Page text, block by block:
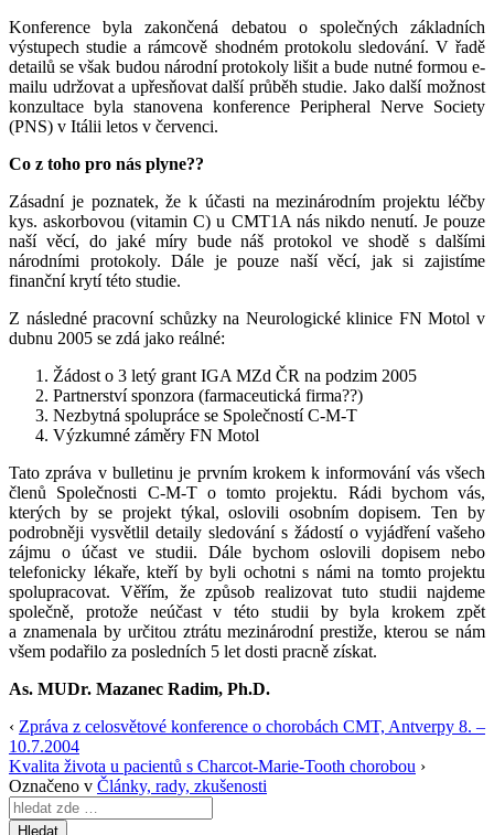
Konference byla zakončená debatou o společných základních
výstupech studie a rámcově shodném protokolu sledování. V řadě
detailů se však budou národní protokoly lišit a bude nutné formou e-
mailu udržovat a upřesňovat další průběh studie. Jako další možnost
konzultace byla stanovena konference Peripheral Nerve Society
(PNS) v Itálii letos v červenci.
Co z toho pro nás plyne??
Zásadní je poznatek, že k účasti na mezinárodním projektu léčby
kys. askorbovou (vitamin C) u CMT1A nás nikdo nenutí. Je pouze
naší věcí, do jaké míry bude náš protokol ve shodě s dalšími
národními protokoly. Dále je pouze naší věcí, jak si zajistíme
finanční krytí této studie.
Z následné pracovní schůzky na Neurologické klinice FN Motol v
dubnu 2005 se zdá jako reálné:
Žádost o 3 letý grant IGA MZd ČR na podzim 2005
Partnerství sponzora (farmaceutická firma??)
Nezbytná spolupráce se Společností C-M-T
Výzkumné záměry FN Motol
Tato zpráva v bulletinu je prvním krokem k informování vás všech
členů Společnosti C-M-T o tomto projektu. Rádi bychom vás,
kterých by se projekt týkal, oslovili osobním dopisem. Ten by
podrobněji vysvětlil detaily sledování s žádostí o vyjádření vašeho
zájmu o účast ve studii. Dále bychom oslovili dopisem nebo
telefonicky lékaře, kteří by byli ochotni s námi na tomto projektu
spolupracovat. Věřím, že způsob realizovat tuto studii najdeme
společně, protože neúčast v této studii by byla krokem zpět
a znamenala by určitou ztrátu mezinárodní prestiže, kterou se nám
všem podařilo za posledních 5 let dosti pracně získat.
As. MUDr. Mazanec Radim, Ph.D.
‹ Zpráva z celosvětové konference o chorobách CMT, Antverpy 8. –
10.7.2004
Kvalita života u pacientů s Charcot-Marie-Tooth chorobou ›
Označeno v Články, rady, zkušenosti
Search
for: